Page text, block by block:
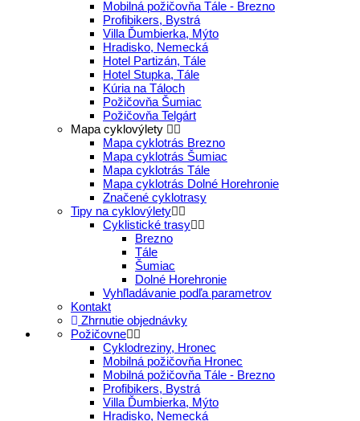
Mobilná požičovňa Tále - Brezno
Profibikers, Bystrá
Villa Ďumbierka, Mýto
Hradisko, Nemecká
Hotel Partizán, Tále
Hotel Stupka, Tále
Kúria na Táloch
Požičovňa Šumiac
Požičovňa Telgárt
Mapa cyklovýlety
Mapa cyklotrás Brezno
Mapa cyklotrás Šumiac
Mapa cyklotrás Tále
Mapa cyklotrás Dolné Horehronie
Značené cyklotrasy
Tipy na cyklovýlety
Cyklistické trasy
Brezno
Tále
Šumiac
Dolné Horehronie
Vyhľladávanie podľa parametrov
Kontakt
Zhrnutie objednávky
Požičovne
Cyklodreziny, Hronec
Mobilná požičovňa Hronec
Mobilná požičovňa Tále - Brezno
Profibikers, Bystrá
Villa Ďumbierka, Mýto
Hradisko, Nemecká